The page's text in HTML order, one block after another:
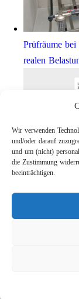
Wir verwenden
und/oder darauf
und um (nicht)
die Zustimmung
beeinträchtigen.
Prüfräume
realen
Links
Suche